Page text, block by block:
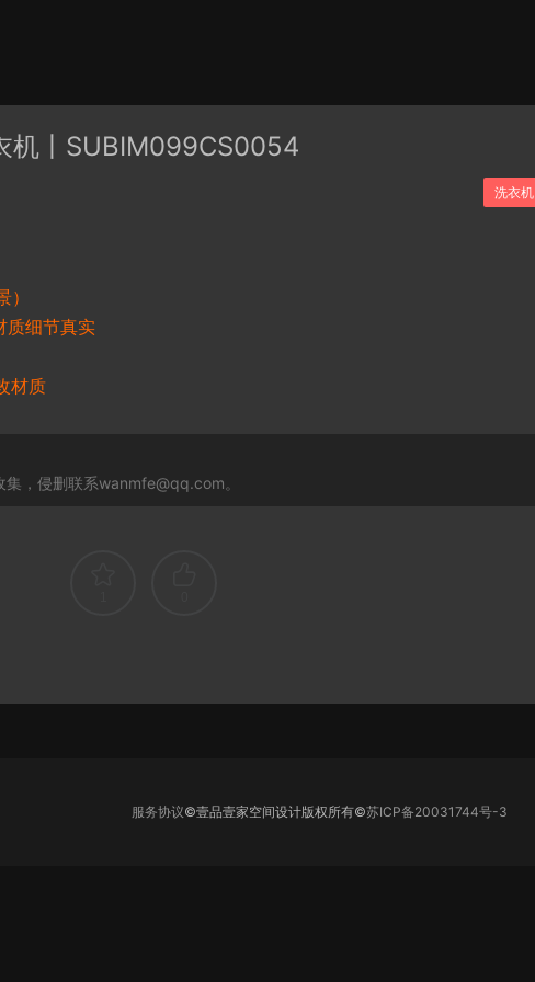
Enscape PB3构件 构件 轮廓
机丨SUBIM099CS0054
洗衣机
质细节真实
材质
，侵删联系wanmfe@qq.com。
服务协议©壹品壹家空间设计版权所有©苏ICP备20031744号-3